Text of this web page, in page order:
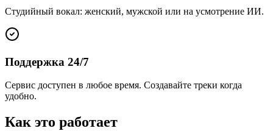
Студийный вокал: женский, мужской или на усмотрение ИИ.
Поддержка 24/7
Сервис доступен в любое время. Создавайте треки когда
удобно.
Как это работает